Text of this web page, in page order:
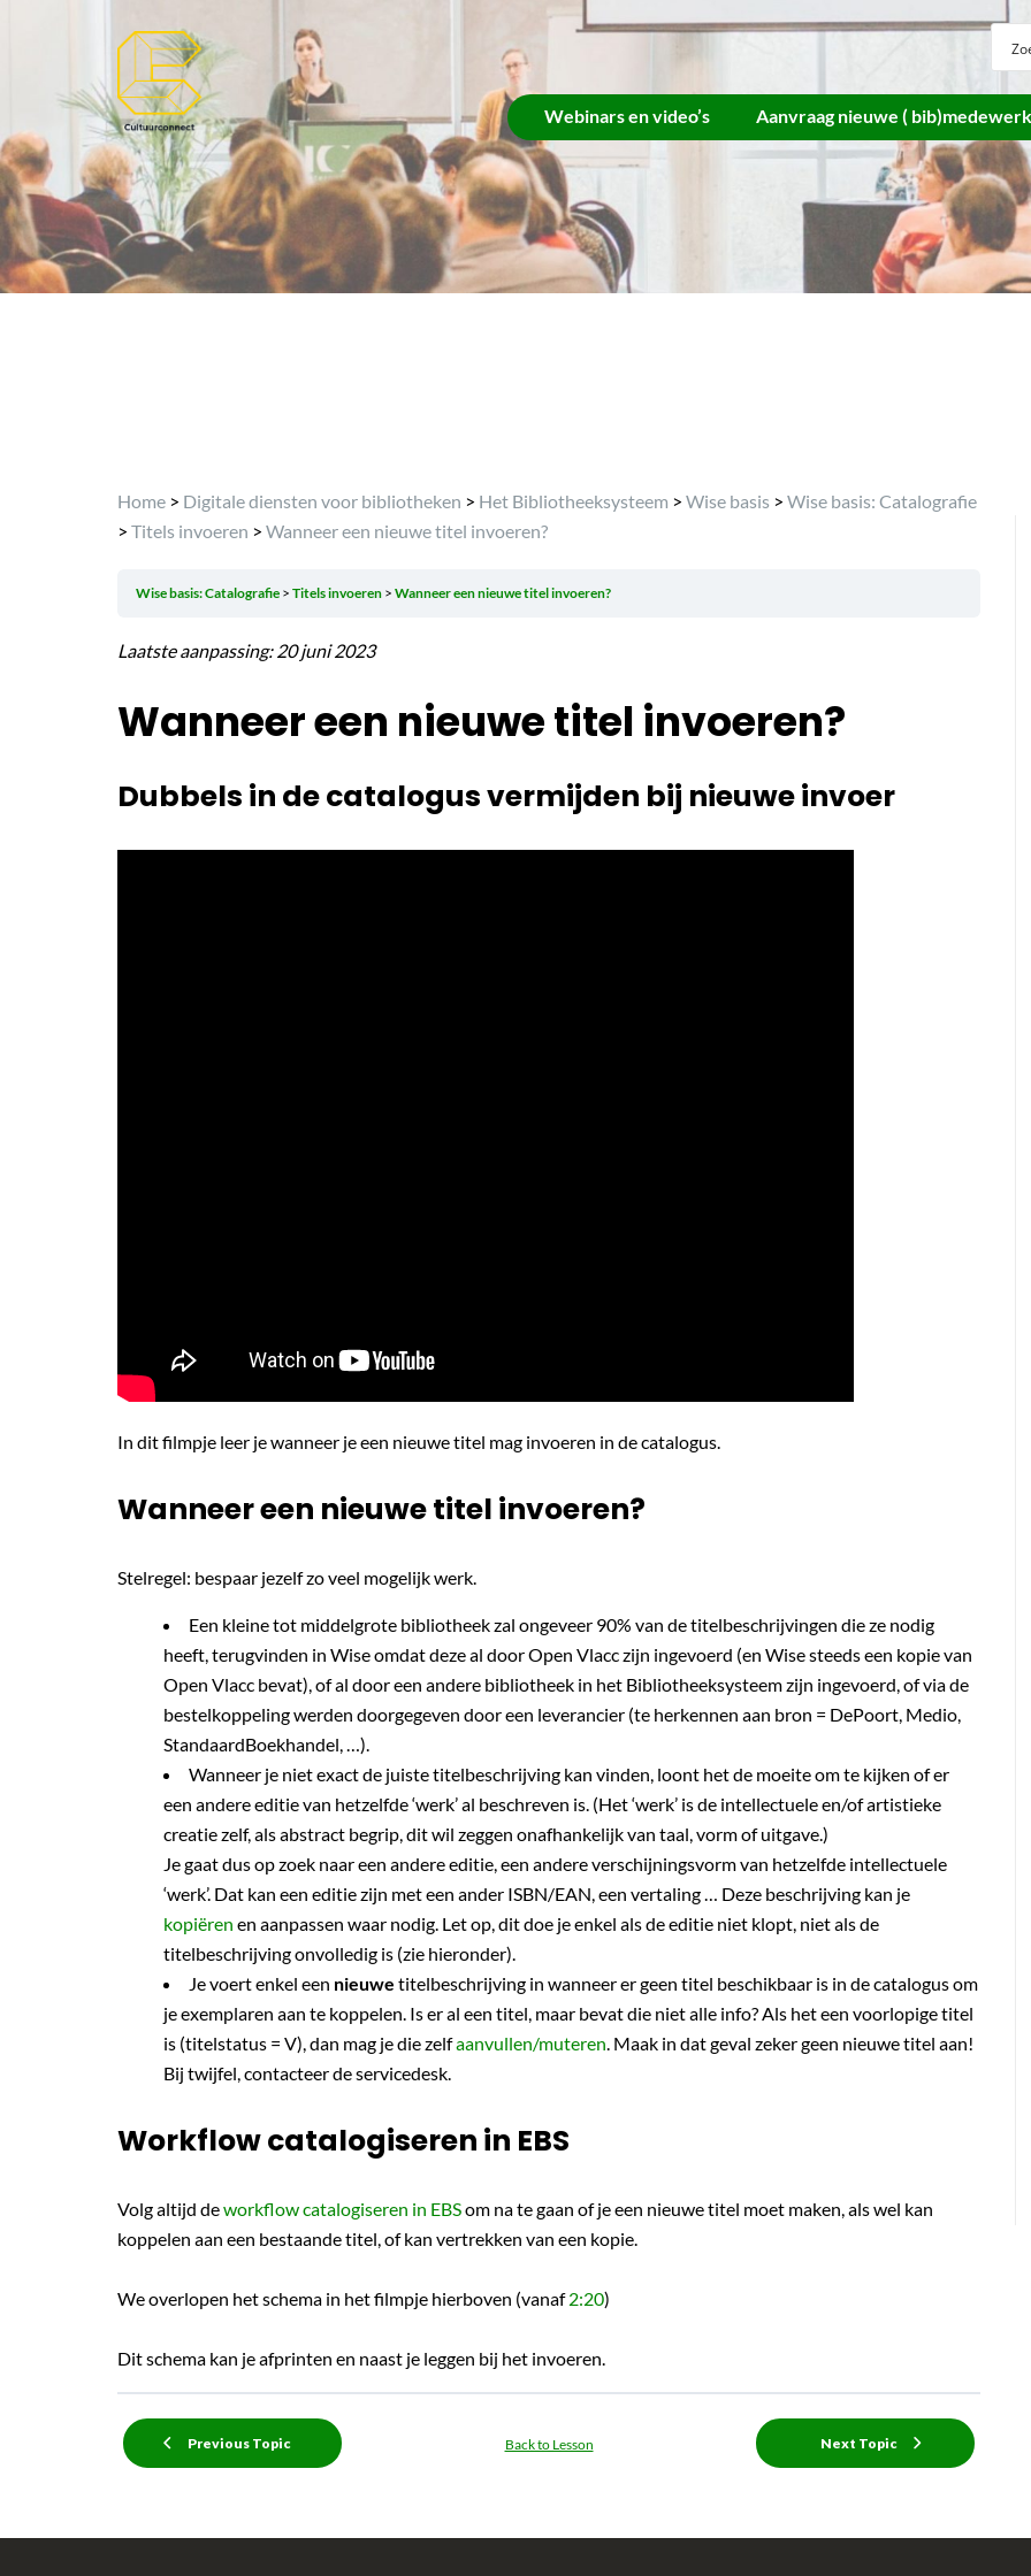
Webinars en video’s Aanvraag nieuwe (
Home > Digitale diensten voor bibliotheken > Het Bibliotheeksysteem > Wise basis > Wise basis: Catalografie
> Titels invoeren > Wanneer een nieuwe titel invoeren?
Wise basis: Catalografie Titels invoeren Wanneer een nieuwe titel invoeren?
Laatste aanpassing: 20 juni 2023
Wanneer een nieuwe titel invoeren?
Dubbels in de catalogus vermijden bij nieuwe invoer
In dit filmpje leer je wanneer je een nieuwe titel mag invoeren in de catalogus.
Wanneer een nieuwe titel invoeren?
Stelregel: bespaar jezelf zo veel mogelijk werk.
Een kleine tot middelgrote bibliotheek zal ongeveer 90% van de titelbeschrijvingen die ze nodig
heeft, terugvinden in Wise omdat deze al door Open Vlacc zijn ingevoerd (en Wise steeds een kopie van
Open Vlacc bevat), of al door een andere bibliotheek in het Bibliotheeksysteem zijn ingevoerd, of via de
bestelkoppeling werden doorgegeven door een leverancier (te herkennen aan bron = DePoort, Medio,
StandaardBoekhandel, …).
Wanneer je niet exact de juiste titelbeschrijving kan vinden, loont het de moeite om te kijken of er
een andere editie van hetzelfde ‘werk’ al beschreven is. (Het ‘werk’ is de intellectuele en/of artistieke
creatie zelf, als abstract begrip, dit wil zeggen onafhankelijk van taal, vorm of uitgave.)
Je gaat dus op zoek naar een andere editie, een andere verschijningsvorm van hetzelfde intellectuele
‘werk’. Dat kan een editie zijn met een ander ISBN/EAN, een vertaling … Deze beschrijving kan je
kopiëren en aanpassen waar nodig. Let op, dit doe je enkel als de editie niet klopt, niet als de
titelbeschrijving onvolledig is (zie hieronder).
Je voert enkel een nieuwe titelbeschrijving in wanneer er geen titel beschikbaar is in de catalogus om
je exemplaren aan te koppelen. Is er al een titel, maar bevat die niet alle info? Als het een voorlopige titel
is (titelstatus = V), dan mag je die zelfaanvullen/muteren. Maak in dat geval zeker geen nieuwe titel aan!
Bij twijfel, contacteer de servicedesk.
Workflow catalogiseren in EBS
Volg altijd deworkflow catalogiseren in EBSom na te gaan of je een nieuwe titel moet maken, als wel kan
koppelen aan een bestaande titel, of kan vertrekken van een kopie.
We overlopen het schema in het filmpje hierboven (vanaf2:20)
Dit schema kan je afprinten en naast je leggen bij het invoeren.
Previous Topic Back to Lesson Next Topic